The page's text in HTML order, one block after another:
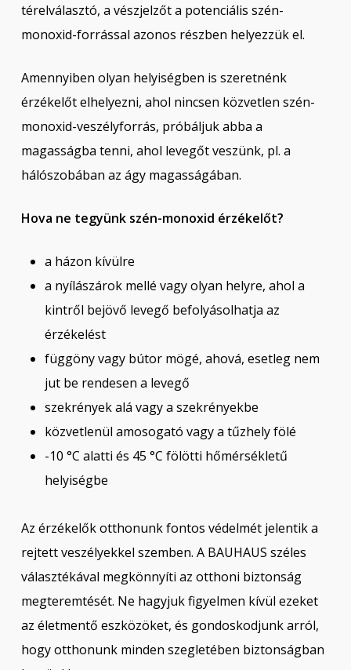
térelválasztó, a vészjelzőt a potenciális szén-
monoxid-forrással azonos részben helyezzük el.
Amennyiben olyan helyiségben is szeretnénk
érzékelőt elhelyezni, ahol nincsen közvetlen szén-
monoxid-veszélyforrás, próbáljuk abba a
magasságba tenni, ahol levegőt veszünk, pl. a
hálószobában az ágy magasságában.
Hova ne tegyünk szén-monoxid érzékelőt?
a házon kívülre
a nyílászárok mellé vagy olyan helyre, ahol a
kintről bejövő levegő befolyásolhatja az
érzékelést
függöny vagy bútor mögé, ahová, esetleg nem
jut be rendesen a levegő
szekrények alá vagy a szekrényekbe
közvetlenül amosogató vagy a tűzhely fölé
-10 °C alatti és 45 °C fölötti hőmérsékletű
helyiségbe
Az érzékelők otthonunk fontos védelmét jelentik a
rejtett veszélyekkel szemben. A BAUHAUS széles
választékával megkönnyíti az otthoni biztonság
megteremtését. Ne hagyjuk figyelmen kívül ezeket
az életmentő eszközöket, és gondoskodjunk arról,
hogy otthonunk minden szegletében biztonságban